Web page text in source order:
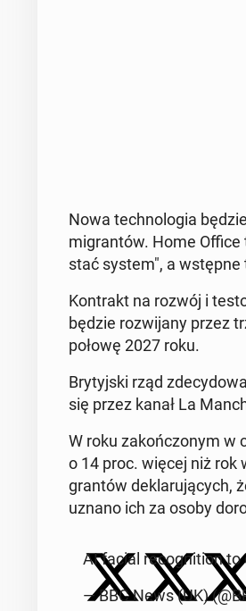
Nowa tech­no­lo­gia
mi­gran­tów. Home
stać system", a wstępne
Kon­trakt na rozwój i
będzie roz­wi­ja­ny przez
połowę 2027 roku.
Bry­tyj­ski rząd
się przez kanał La
W roku za­koń­czo­nym w
o 14 proc. więcej niż rok
gran­tów de­kla­ru­ją­cych,
uznano ich za osoby
AI facial re­co­gni­tion
— BBC News (UK)